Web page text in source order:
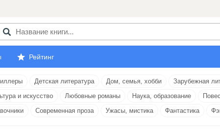
Рейтинг
Детская литература Дом, семья, хобби Зарубежная
и искусство Любовные романы Наука, образование
Современная проза Ужасы, мистика Фантастика